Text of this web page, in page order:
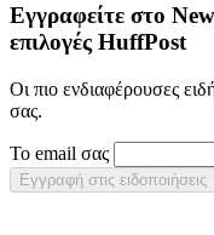
Εγγραφείτε στο
επιλογές HuffPost
Οι πιο ενδιαφέρουσες
σας.
Το email σας
Εγγραφή στις ειδοποιήσεις